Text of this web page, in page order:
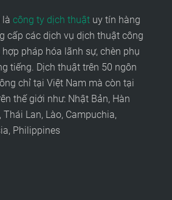
là công ty dịch thuậtuy tín hàng
cấp các dịch vụ dịch thuật công
pháp hóa lãnh sự, chèn phụ
tiếng. Dịch thuật trên 50 ngôn
chỉ tại Việt Nam mà còn tại
thế giới như: Nhật Bản, Hàn
Thái Lan, Lào, Campuchia,
Philippines